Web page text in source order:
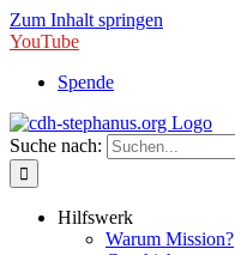
Zum Inhalt springen
YouTube
Spende
Suche nach:
Hilfswerk
Warum Mission?